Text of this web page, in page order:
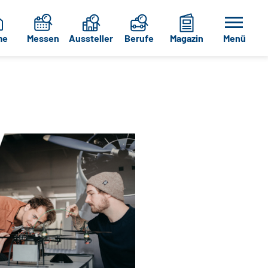
Messen Aussteller Berufe Magazin Menü